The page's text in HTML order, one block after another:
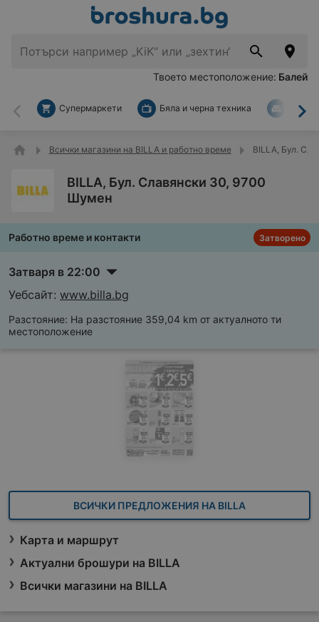
Твоето местоположение: Балей
Назад
Супермаркети Бяла и черна техника За
Всички магазини на BILLA и работно време BILLA, Бул.
BILLA, Бул. Славянски 30, 9700
Шумен
Работно време и контакти Затворено
Затваря в 22:00
Уебсайт: www.billa.bg
Разстояние: На разстояние 359,04 km от актуалното ти
местоположение
ВСИЧКИ ПРЕДЛОЖЕНИЯ НА BILLA
Карта и маршрут
Актуални брошури на BILLA
Всички магазини на BILLA